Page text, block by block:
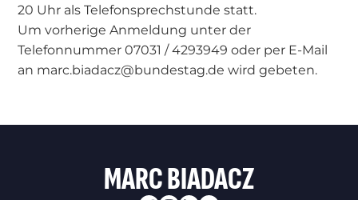
20 Uhr als Telefonsprechstunde statt.
Um vorherige Anmeldung unter der
Telefonnummer 07031 / 4293949 oder per E-Mail
an marc.biadacz@bundestag.de wird gebeten.
MARC BIADACZ